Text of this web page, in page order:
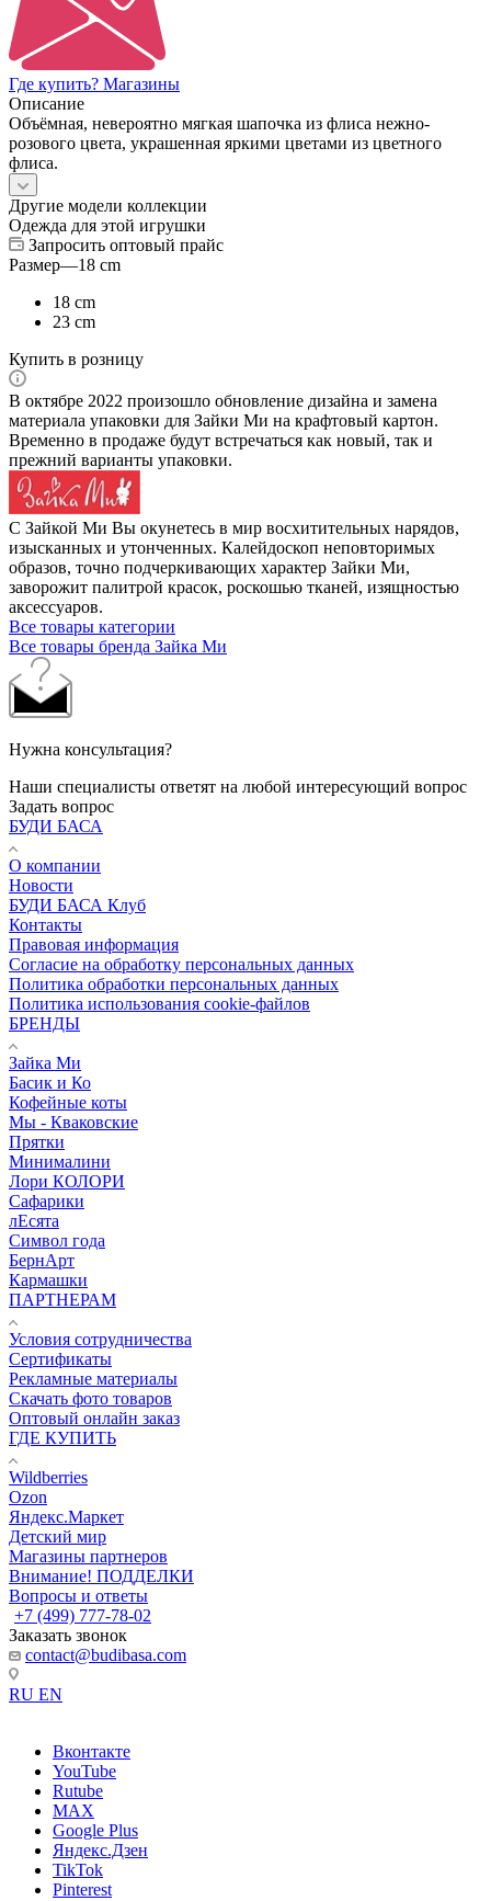
Где купить? Магазины
Описание
Объёмная, невероятно мягкая шапочка из флиса нежно-
розового цвета, украшенная яркими цветами из цветного
флиса.
Другие модели коллекции
Одежда для этой игрушки
Запросить оптовый прайс
Размер—18 cm
18 cm
23 cm
Купить в розницу
В октябре 2022 произошло обновление дизайна и замена
материала упаковки для Зайки Ми на крафтовый картон.
Временно в продаже будут встречаться как новый, так и
прежний варианты упаковки.
С Зайкой Ми Вы окунетесь в мир восхитительных нарядов,
изысканных и утонченных. Калейдоскоп неповторимых
образов, точно подчеркивающих характер Зайки Ми,
заворожит палитрой красок, роскошью тканей, изящностью
аксессуаров.
Все товары категории
Все товары бренда Зайка Ми
Нужна консультация?
Наши специалисты ответят на любой интересующий вопрос
Задать вопрос
БУДИ БАСА
О компании
Новости
БУДИ БАСА Клуб
Контакты
Правовая информация
Согласие на обработку персональных данных
Политика обработки персональных данных
Политика использования cookie-файлов
БРЕНДЫ
Зайка Ми
Басик и Ко
Кофейные коты
Мы - Кваковские
Прятки
Минималини
Лори КОЛОРИ
Сафарики
лЕсята
Символ года
БернАрт
Кармашки
ПАРТНЕРАМ
Условия сотрудничества
Сертификаты
Рекламные материалы
Скачать фото товаров
Оптовый онлайн заказ
ГДЕ КУПИТЬ
Wildberries
Ozon
Яндекс.Маркет
Детский мир
Магазины партнеров
Внимание! ПОДДЕЛКИ
Вопросы и ответы
+7 (499) 777-78-02
Заказать звонок
contact@budibasa.com
RU EN
Вконтакте
YouTube
Rutube
MAX
Google Plus
Яндекс.Дзен
TikTok
Pinterest